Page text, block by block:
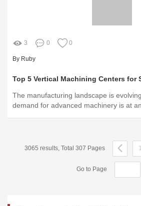
3 0 0
By Ruby
The manufacturing landscape is
demand for advanced machinery is at
3065 results, Total 307 Pages 1
Go to Page